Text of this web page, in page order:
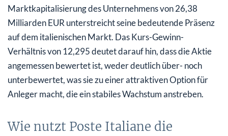
Marktkapitalisierung des Unternehmens von 26,38
Milliarden EUR unterstreicht seine bedeutende Präsenz
auf dem italienischen Markt. Das Kurs-Gewinn-
Verhältnis von 12,295 deutet darauf hin, dass die Aktie
angemessen bewertet ist, weder deutlich über- noch
unterbewertet, was sie zu einer attraktiven Option für
Anleger macht, die ein stabiles Wachstum anstreben.
Wie nutzt Poste Italiane die